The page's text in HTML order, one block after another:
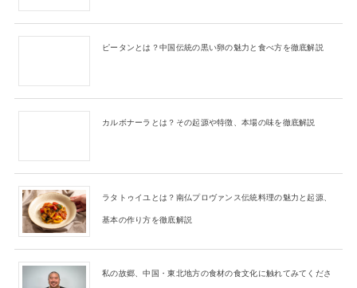
ピータンとは？中国伝統の黒い卵の魅力と食べ方を徹底解説
カルボナーラとは？その起源や特徴、本場の味を徹底解説
ラタトゥイユとは？南仏プロヴァンス伝統料理の魅力と起源、
基本の作り方を徹底解説
私の故郷、中国・東北地方の食材の食文化に触れてみてくださ